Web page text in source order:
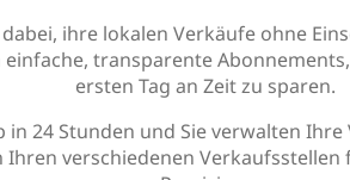
ihre lokalen Verkäufe ohne
transparente
ersten Tag an Zeit zu sparen.
24 Stunden und Sie verwalten
Ihren verschiedenen